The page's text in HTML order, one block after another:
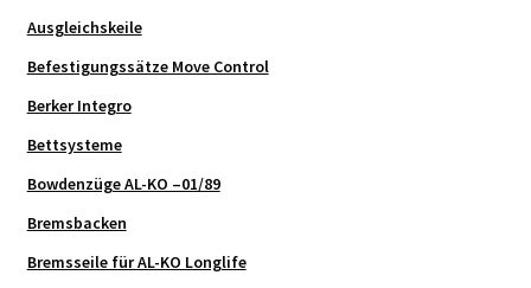
Ausgleichskeile
Befestigungssätze Move Control
Berker Integro
Bettsysteme
Bowdenzüge AL-KO –01/89
Bremsbacken
Bremsseile für AL-KO Longlife